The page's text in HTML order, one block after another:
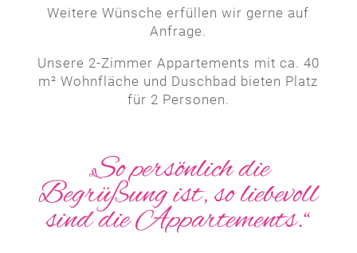
Weitere Wünsche erfüllen wir gerne auf
Anfrage.
Unsere 2-Zimmer Appartements mit ca. 40
m² Wohnfläche und Duschbad bieten Platz
für 2 Personen.
„So persönlich die
Begrüßung ist, so liebevoll
sind die Appartements.“